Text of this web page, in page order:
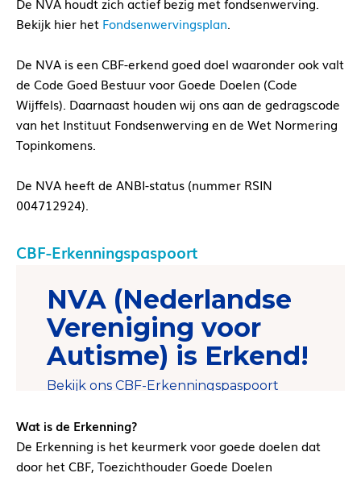
Bekijk hier het Fondsenwervingsplan.
De NVA is een CBF-erkend goed doel waaronder ook valt
de Code Goed Bestuur voor Goede Doelen (Code
Wijffels). Daarnaast houden wij ons aan de gedragscode
van het Instituut Fondsenwerving en de Wet Normering
Topinkomens.
De NVA heeft de ANBI-status (nummer RSIN
004712924).
CBF-Erkenningspaspoort
Wat is de Erkenning?
De Erkenning is het keurmerk voor goede doelen dat
door het CBF, Toezichthouder Goede Doelen